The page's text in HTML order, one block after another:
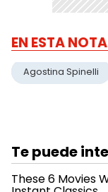
EN ESTA NOTA
Agostina Spinelli